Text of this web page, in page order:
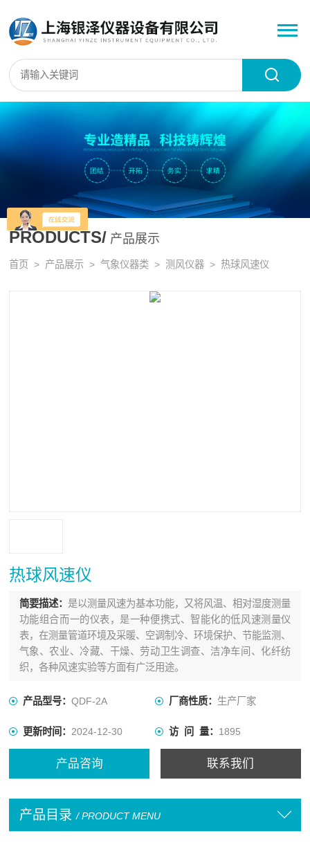
PRODUCTS/ 产品展示
首页 > 产品展示 >气象仪器类 > 测风仪器 > 热球风速仪
热球风速仪
简要描述： 是以测量风速为基本功能，又将风温、相对湿度测量
功能组合而一的仪表，是一种便携式、智能化的低风速测量仪
表，在测量管道环境及采暖、空调制冷、环境保护、节能监测、
气象、农业、冷藏、干燥、劳动卫生调查、洁净车间、化纤纺
织，各种风速实验等方面有广泛用途。
产品型号：QDF-2A 厂商性质： 生产厂家
更新时间：2024-12-30 访 问 量： 1895
产品咨询 联系我们
产品目录 / PRODUCT MENU